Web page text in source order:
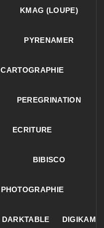
KMAG (LOUPE)
PYRENAMER
CARTOGRAPHIE
PEREGRINATION
ECRITURE
BIBISCO
PHOTOGRAPHIE
DARKTABLE DIGIKAM